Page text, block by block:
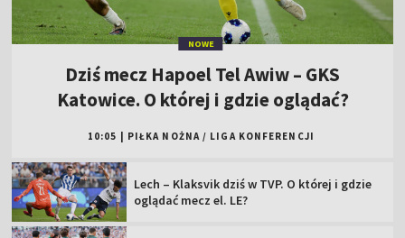
NOWE
Dziś mecz Hapoel Tel Awiw – GKS
Katowice. O której i gdzie oglądać?
10:05 PIŁKA NOŻNA / LIGA KONFERENCJI
Lech – Klaksvik dziś w TVP. O której i gdzie
oglądać mecz el. LE?